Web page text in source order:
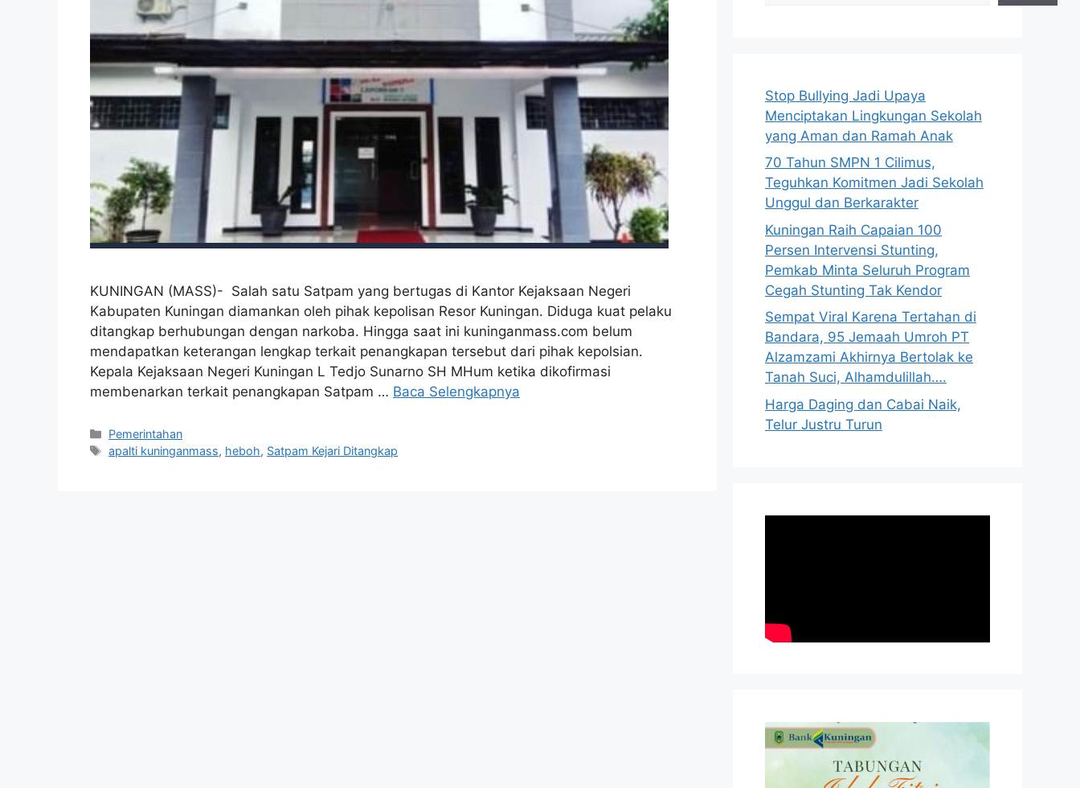
KUNINGAN (MASS)- Salah satu Satpam yang bertugas di Kantor Kejaksaan Negeri
Kabupaten Kuningan diamankan oleh pihak kepolisan Resor Kuningan. Diduga kuat pelaku
ditangkap berhubungan dengan narkoba. Hingga saat ini kuninganmass.com belum
mendapatkan keterangan lengkap terkait penangkapan tersebut dari pihak kepolsian.
Kepala Kejaksaan Negeri Kuningan L Tedjo Sunarno SH MHum ketika dikofirmasi
membenarkan terkait penangkapan Satpam … Baca Selengkapnya
Kategori
Pemerintahan
Tag
apalti kuninganmass, heboh, Satpam Kejari Ditangkap
Stop Bullying Jadi Upaya
Menciptakan Lingkungan Sekolah
yang Aman dan Ramah Anak
70 Tahun SMPN 1 Cilimus,
Teguhkan Komitmen Jadi Sekolah
Unggul dan Berkarakter
Kuningan Raih Capaian 100
Persen Intervensi Stunting,
Pemkab Minta Seluruh Program
Cegah Stunting Tak Kendor
Sempat Viral Karena Tertahan di
Bandara, 95 Jemaah Umroh PT
Alzamzami Akhirnya Bertolak ke
Tanah Suci, Alhamdulillah….
Harga Daging dan Cabai Naik,
Telur Justru Turun